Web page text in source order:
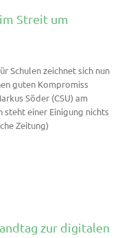
Streit um
Schulen zeichnet sich nun
guten Kompromiss
Söder (CSU) am
steht einer Einigung nichts
Zeitung)
zur digitalen